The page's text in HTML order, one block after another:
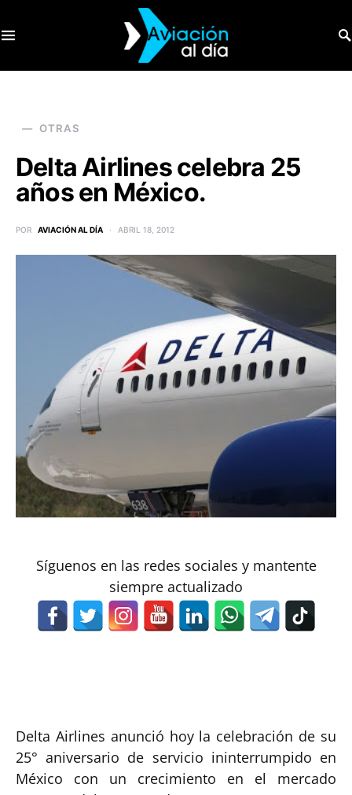
OTRAS
Delta Airlines celebra 25
años en México.
POR AVIACIÓN AL DÍA ABRIL 18, 2012
Síguenos en las redes sociales y mantente
siempre actualizado
Delta Airlines anunció hoy la celebración de su
25° aniversario de servicio ininterrumpido en
México con un crecimiento en el mercado